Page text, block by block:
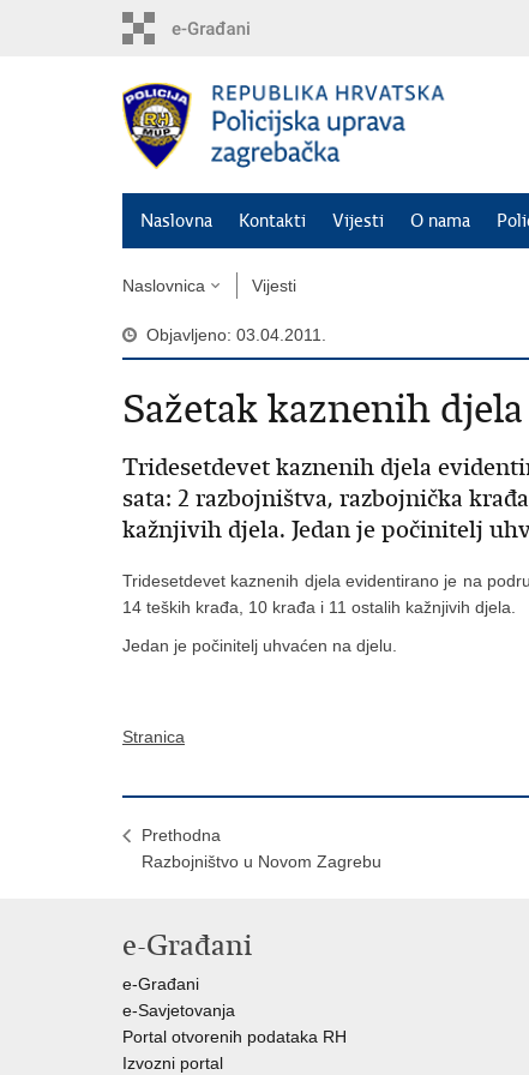
Naslovna Kontakti Vijesti O nama
Naslovnica Vijesti
Objavljeno: 03.04.2011.
Sažetak kaznenih
Tridesetdevet kaznenih djela
sata: 2 razbojništva, razbojnička
kažnjivih djela. Jedan je počinitelj
Tridesetdevet kaznenih djela evidentirano je na
14 teških krađa, 10 krađa i 11 ostalih kažnjivih djela.
Jedan je počinitelj uhvaćen na djelu.
Stranica
Prethodna
Razbojništvo u Novom Zagrebu
e-Građani
e-Građani
e-Savjetovanja
Portal otvorenih podataka RH
Izvozni portal